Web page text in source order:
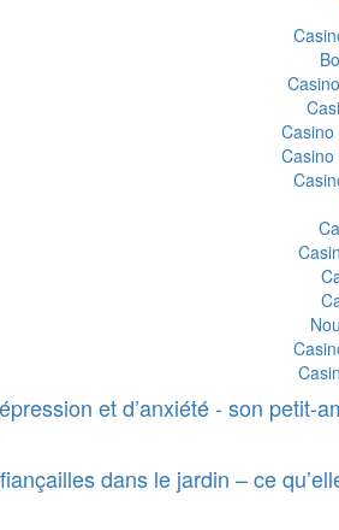
et d’anxiété - son petit-
dans le jardin – ce